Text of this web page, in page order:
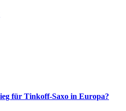
für Tinkoff-Saxo in Europa?